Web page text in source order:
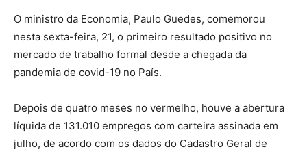
O ministro da Economia, Paulo Guedes, comemorou
nesta sexta-feira, 21, o primeiro resultado positivo no
mercado de trabalho formal desde a chegada da
pandemia de covid-19 no País.
Depois de quatro meses no vermelho, houve a abertura
líquida de 131.010 empregos com carteira assinada em
julho, de acordo com os dados do Cadastro Geral de